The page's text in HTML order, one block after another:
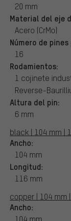
20 mm
Material del eje
Acero (CrMo)
Número de
16
Rodamientos:
1 cojinete
Reverse-
Altura del pin:
6 mm
black | 104 mm |
Ancho:
104 mm
Longitud:
116 mm
copper | 104 mm
Ancho:
104 mm